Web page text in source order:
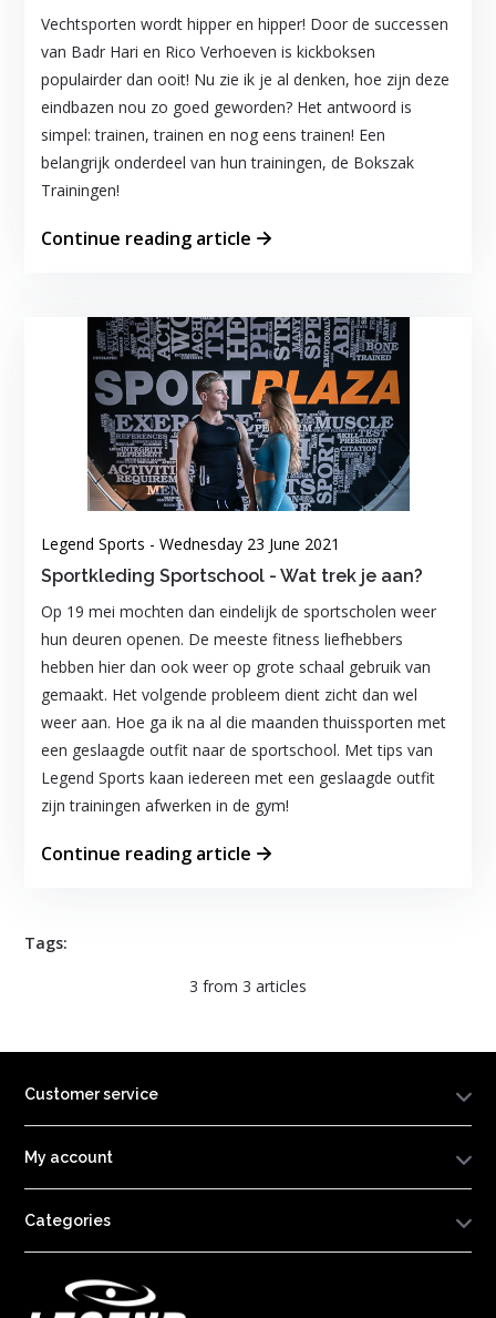
Vechtsporten wordt hipper en hipper! Door de successen
van Badr Hari en Rico Verhoeven is kickboksen
populairder dan ooit! Nu zie ik je al denken, hoe zijn deze
eindbazen nou zo goed geworden? Het antwoord is
simpel: trainen, trainen en nog eens trainen! Een
belangrijk onderdeel van hun trainingen, de Bokszak
Trainingen!
Continue reading article
Legend Sports - Wednesday 23 June 2021
Sportkleding Sportschool - Wat trek je aan?
Op 19 mei mochten dan eindelijk de sportscholen weer
hun deuren openen. De meeste fitness liefhebbers
hebben hier dan ook weer op grote schaal gebruik van
gemaakt. Het volgende probleem dient zicht dan wel
weer aan. Hoe ga ik na al die maanden thuissporten met
een geslaagde outfit naar de sportschool. Met tips van
Legend Sports kaan iedereen met een geslaagde outfit
zijn trainingen afwerken in de gym!
Continue reading article
Tags:
3 from 3 articles
Customer service
My account
Categories